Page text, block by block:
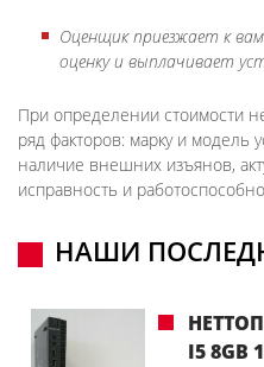
Оценщик приезжает к
оценку и выплачивает
При определении стоимости
ряд факторов: марку и модель
наличие внешних изъянов,
исправность и
НАШИ
НЕТТОП
I5 8GB